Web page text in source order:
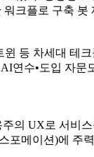
크플로 구축 봇
등 차세대 테
수•도입 자문
의 UX로 서비
메이션)에 주